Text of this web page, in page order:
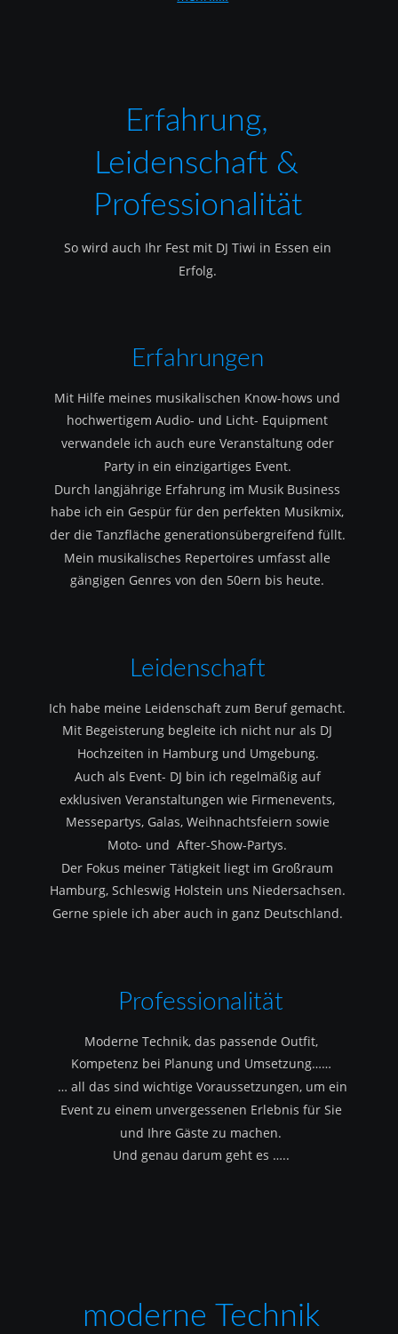
Erfahrung,
Leidenschaft &
Professionalität
So wird auch Ihr Fest mit DJ Tiwi in Essen ein
Erfolg.
Erfahrungen
Mit Hilfe meines musikalischen Know-hows und
hochwertigem Audio- und Licht- Equipment
verwandele ich auch eure Veranstaltung oder
Party in ein einzigartiges Event.
Durch langjährige Erfahrung im Musik Business
habe ich ein Gespür für den perfekten Musikmix,
der die Tanzfläche generationsübergreifend füllt.
Mein musikalisches Repertoires umfasst alle
gängigen Genres von den 50ern bis heute.
Leidenschaft
Ich habe meine Leidenschaft zum Beruf gemacht.
Mit Begeisterung begleite ich nicht nur als DJ
Hochzeiten in Hamburg und Umgebung.
Auch als Event- DJ bin ich regelmäßig auf
exklusiven Veranstaltungen wie Firmenevents,
Messepartys, Galas, Weihnachtsfeiern sowie
Moto- und  After-Show-Partys.
Der Fokus meiner Tätigkeit liegt im Großraum
Hamburg, Schleswig Holstein uns Niedersachsen.
Gerne spiele ich aber auch in ganz Deutschland.
Professionalität
Moderne Technik, das passende Outfit,
Kompetenz bei Planung und Umsetzung……
… all das sind wichtige Voraussetzungen, um ein
Event zu einem unvergessenen Erlebnis für Sie
und Ihre Gäste zu machen.
Und genau darum geht es …..
moderne Technik